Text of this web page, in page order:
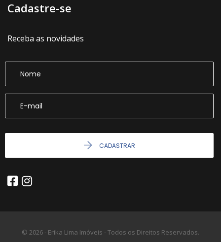
Cadastre-se
Receba as novidades
CADASTRAR
© 2026 - Erika Lima Imóveis - Todos os Direitos Reservados.